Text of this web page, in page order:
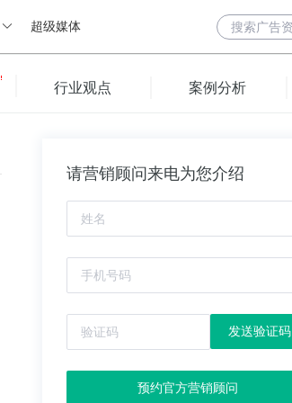
超级媒体
行业观点 案例分析
请营销顾问来电为您介绍
发送验证码
预约官方营销顾问